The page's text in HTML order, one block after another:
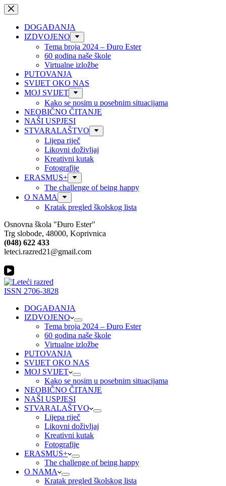
Preskoči
na
sadržajDOGAĐANJA
IZDVOJENO
Tema broja 2024 – Đuro Ester
60 godina naše škole
Virtualne izložbe
PUTOVANJA
SVIJET OKO NAS
MOJ SVIJET
Kako se nosim u posebnim situacijama
NEOBIČNO ČITANJE
NAŠI USPJESI
STVARALAŠTVO
Lijepa riječ
Likovni doživljaj
Kreativni kutak
Fotografije
ERASMUS+
The challenge of being happy
O NAMA
Kratak pregled školskog lista
Osnovna škola "Đuro Ester"
Trg slobode, 48000, Koprivnica
(048) 622 433
leteci.razred21@gmail.com
ISSN 2706-3828
DOGAĐANJA
IZDVOJENO
Tema broja 2024 – Đuro Ester
60 godina naše škole
Virtualne izložbe
PUTOVANJA
SVIJET OKO NAS
MOJ SVIJET
Kako se nosim u posebnim situacijama
NEOBIČNO ČITANJE
NAŠI USPJESI
STVARALAŠTVO
Lijepa riječ
Likovni doživljaj
Kreativni kutak
Fotografije
ERASMUS+
The challenge of being happy
O NAMA
Kratak pregled školskog lista